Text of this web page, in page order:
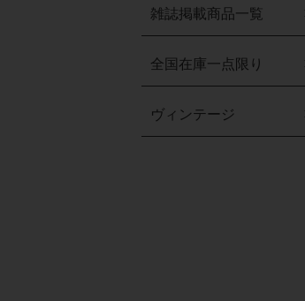
雑誌掲載商品一覧
全国在庫一点限り
ヴィンテージ